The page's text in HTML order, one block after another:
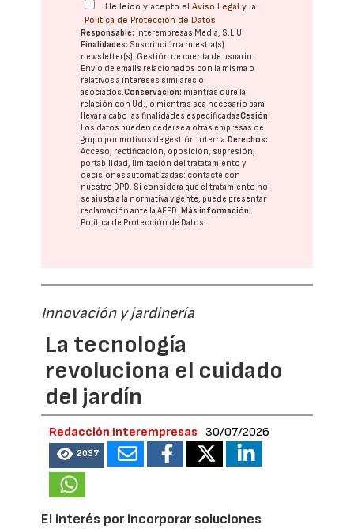
He leído y acepto elAviso Legal y la
Política de Protección de Datos
Responsable: Interempresas Media, S.L.U.
Finalidades: Suscripción a nuestra(s)
newsletter(s). Gestión de cuenta de usuario.
Envío de emails relacionados con la misma o
relativos a intereses similares o
asociados.Conservación: mientras dure la
relación con Ud., o mientras sea necesario para
llevar a cabo las finalidades especificadasCesión:
Los datos pueden cederse a otras empresas del
grupo por motivos de gestión interna. Derechos:
Acceso, rectificación, oposición, supresión,
portabilidad, limitación del tratatamiento y
decisiones automatizadas: contacte con
nuestro DPD. Si considera que el tratamiento no
se ajusta a la normativa vigente, puede presentar
reclamación ante laAEPD. Más información:
Política de Protección de Datos
Innovación y jardinería
La tecnología
revoluciona el cuidado
del jardín
Redacción Interempresas 30/07/2026
2037
El interés por incorporar soluciones